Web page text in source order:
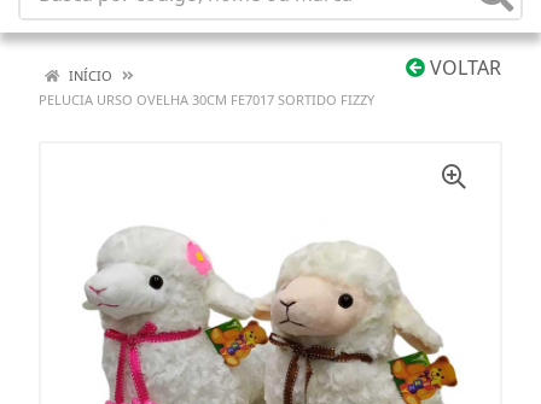
VOLTAR
INÍCIO
PELUCIA URSO OVELHA 30CM FE7017 SORTIDO FIZZY